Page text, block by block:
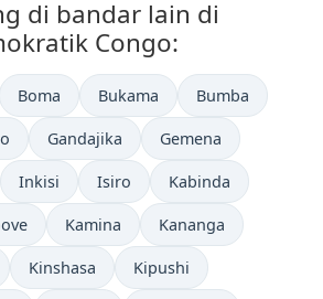
di bandar lain di
Congo:
Boma Bukama Bumba
Gandajika Gemena
Inkisi Isiro Kabinda
Kamina Kananga
Kinshasa Kipushi